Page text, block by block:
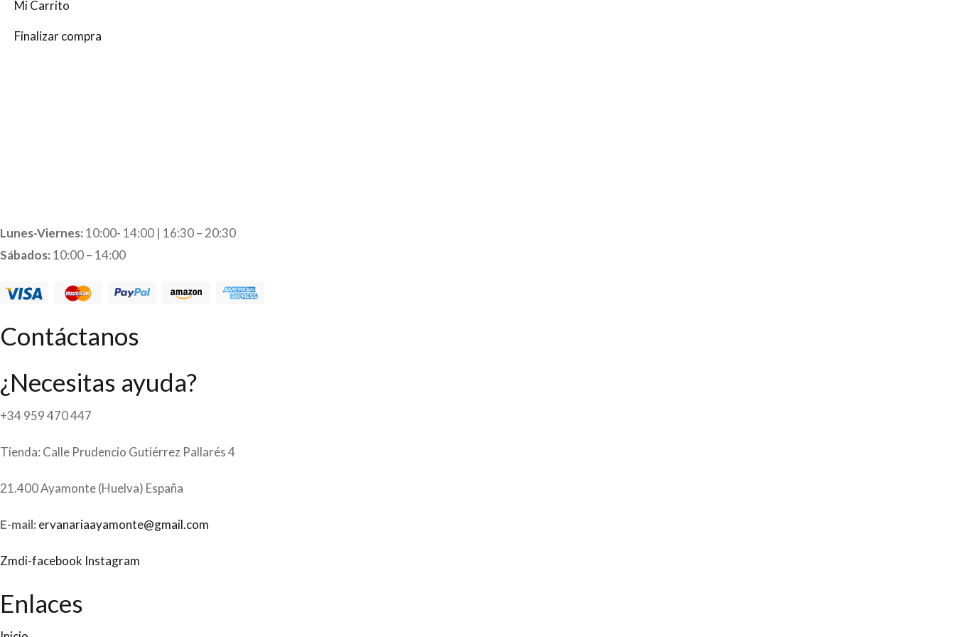
Mi Carrito
Finalizar compra
Lunes-Viernes: 10:00- 14:00 | 16:30 – 20:30
Sábados: 10:00 – 14:00
Contáctanos
¿Necesitas ayuda?
+34 959 470 447
Tienda: Calle Prudencio Gutiérrez Pallarés 4
21.400 Ayamonte (Huelva) España
E-mail: ervanariaayamonte@gmail.com
Zmdi-facebook Instagram
Enlaces